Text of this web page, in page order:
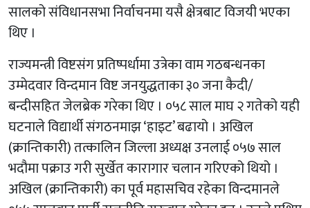
सालको संविधानसभा निर्वाचनमा यसै क्षेत्रबाट विजयी भएका
थिए ।
राज्यमन्त्री विष्टसंग प्रतिष्पर्धामा उत्रेका वाम गठबन्धनका
उम्मेदवार विन्दमान विष्ट जनयुद्धताका ३० जना कैदी/
बन्दीसहित जेलब्रेक गरेका थिए । ०५८ साल माघ २ गतेको यही
घटनाले विद्यार्थी संगठनमाझ ‘हाइट’ बढायो । अखिल
(क्रान्तिकारी) तत्कालिन जिल्ला अध्यक्ष उनलाई ०५७ साल
भदौमा पक्राउ गरी सुर्खेत कारागार चलान गरिएको थियो ।
अखिल (क्रान्तिकारी) का पूर्व महासचिव रहेका विन्दमानले